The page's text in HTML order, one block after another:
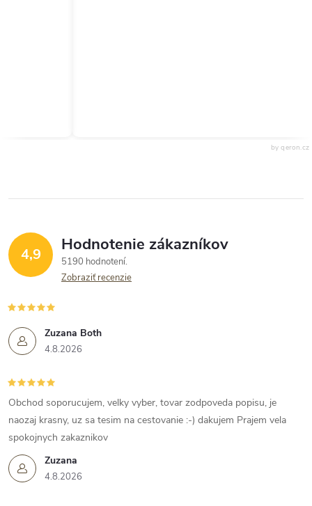
by qeron.cz
4,9 Hodnotenie zákazníkov
5190 hodnotení
Zobraziť recenzie
Zuzana Both
4.8.2026
Zuzana
4.8.2026
Obchod soporucujem, velky vyber, tovar zodpoveda popisu, je
naozaj krasny, uz sa tesim na cestovanie :-) dakujem Prajem vela
spokojnych zakaznikov